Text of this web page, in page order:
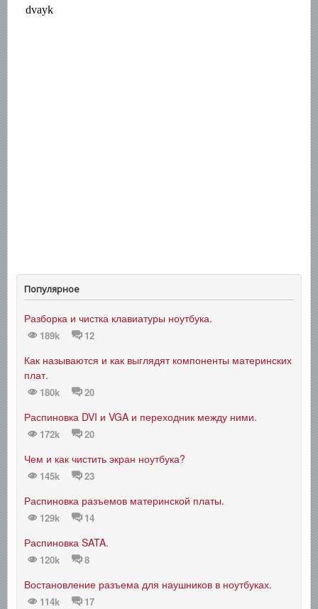
Популярное
Разборка и чистка клавиатуры ноутбука.
189k 12
Как называются и как выглядят компоненты материнских
плат.
180k 20
Распиновка DVI и VGA и переходник между ними.
172k 20
Чем и как чистить экран ноутбука?
145k 23
Распиновка разъемов материнской платы.
129k 14
Распиновка SATA.
120k 8
Востановление разъема для наушников в ноутбуках.
114k 17